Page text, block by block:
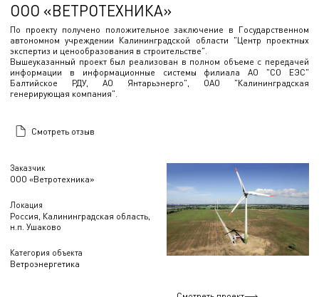
Заказчик
ООО «Ветротехника»
Локация
Россия, Калининградская область,
н.п. Ушаково
Категория объекта
Ветроэнергетика
ООО «ВЕТРОТЕХНИКА»
По проекту получено положительное заключение в Государственном
автономном учреждении Калининградской области "Центр проектных
экспертиз и ценообразования в строительстве".
Вышеуказанный проект был реализован в полном объеме с передачей
информации в информационные системы филиала АО "СО ЕЭС"
Балтийское РДУ, АО Янтарьэнерго", ОАО "Калининградская
генерирующая компания".
Смотреть отзыв